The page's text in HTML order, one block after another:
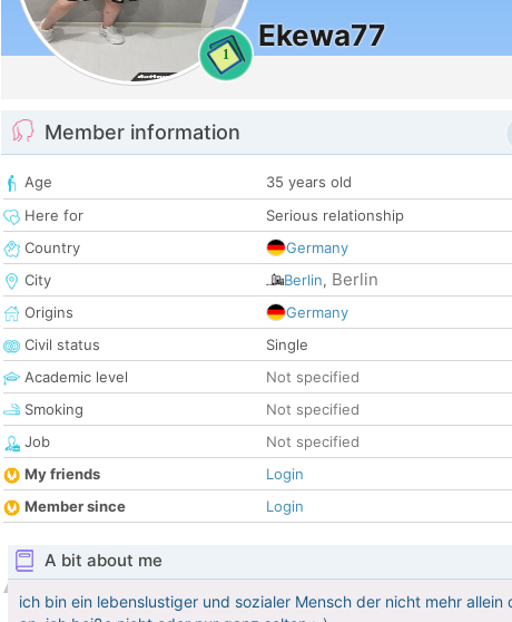
1
Ekewa77
Member information
Age
35 years old
Here for
Serious relationship
Country
Germany
City
Berlin, Berlin
Origins
Germany
Civil status
Single
Academic level
Not specified
Smoking
Not specified
Job
Not specified
My friends
Login
Member since
Login
A bit about me
ich bin ein lebenslustiger und sozialer Mensch der nicht mehr